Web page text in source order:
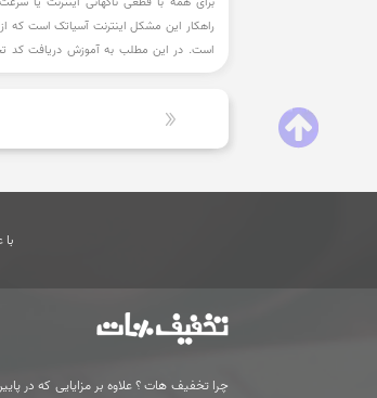
راهکار این مشکل اینترنت آسیاتک است که از
است. در این مطلب به آموزش دریافت کد
صرفه تر خدمات آن می پردازیم.
چرا تخفیف هات ؟ علاوه بر مزایایی که در